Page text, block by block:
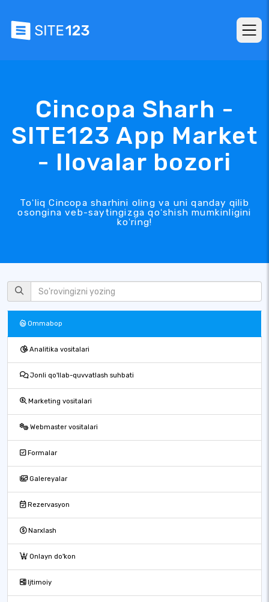
Cincopa Sharh -
SITE123 App Market
- Ilovalar bozori
Toʻliq Cincopa sharhini oling va uni qanday qilib
osongina veb-saytingizga qoʻshish mumkinligini
koʻring!
Ommabop
Analitika vositalari
Jonli qo'llab-quvvatlash suhbati
Marketing vositalari
Webmaster vositalari
Formalar
Galereyalar
Rezervasyon
Narxlash
Onlayn do'kon
Ijtimoiy